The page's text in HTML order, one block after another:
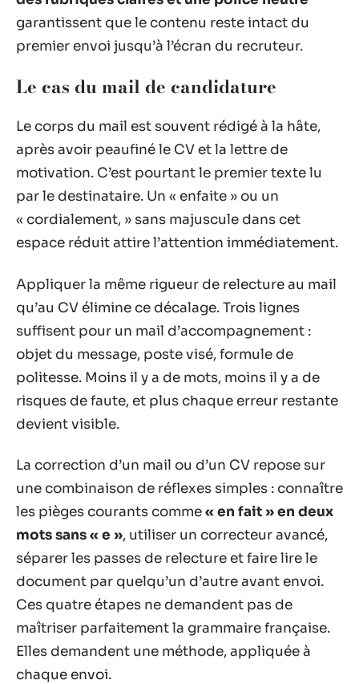
garantissent que le contenu reste intact du
premier envoi jusqu’à l’écran du recruteur.
Le cas du mail de candidature
Le corps du mail est souvent rédigé à la hâte,
après avoir peaufiné le CV et la lettre de
motivation. C’est pourtant le premier texte lu
par le destinataire. Un « enfaite » ou un
« cordialement, » sans majuscule dans cet
espace réduit attire l’attention immédiatement.
Appliquer la même rigueur de relecture au mail
qu’au CV élimine ce décalage. Trois lignes
suffisent pour un mail d’accompagnement :
objet du message, poste visé, formule de
politesse. Moins il y a de mots, moins il y a de
risques de faute, et plus chaque erreur restante
devient visible.
La correction d’un mail ou d’un CV repose sur
une combinaison de réflexes simples : connaître
les pièges courants comme« en fait » en deux
mots sans « e », utiliser un correcteur avancé,
séparer les passes de relecture et faire lire le
document par quelqu’un d’autre avant envoi.
Ces quatre étapes ne demandent pas de
maîtriser parfaitement la grammaire française.
Elles demandent une méthode, appliquée à
chaque envoi.